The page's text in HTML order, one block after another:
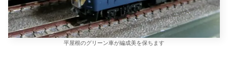
平屋根のグリーン車が編成美を保ちます